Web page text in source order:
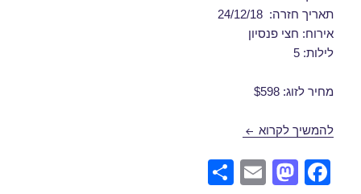
תאריך חזרה: 24/12/18
אירוח: חצי פנסיון
לילות: 5
מחיר לזוג: $598
להמשיך לקרוא חבילות נופש לורנה בדצמבר 19/12/2018
F
M
E